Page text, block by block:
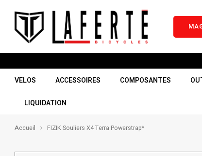
VELOS ACCESSOIRES COMPOSANTES
LIQUIDATION
Accueil FIZIK Souliers X4 Terra Powerstrap*